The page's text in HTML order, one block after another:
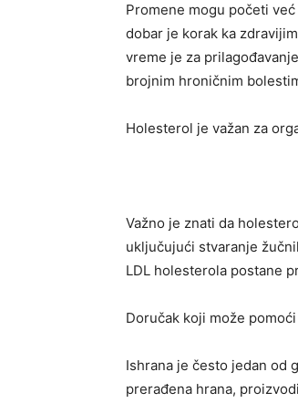
Promene mogu početi
dobar je korak ka
vreme je za
brojnim hroničnim
Holesterol je važan za
Važno je znati da
uključujući stvaranje
LDL holesterola postane
Doručak koji može
Ishrana je često jedan od
prerađena hrana,